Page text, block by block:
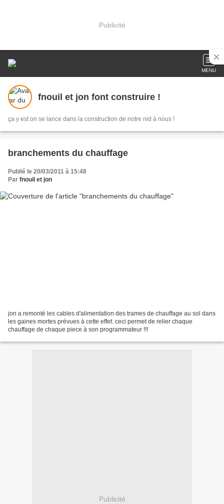
Publicité
MENU
fnouil et jon font construire !
ça y est on se lance dans la construction de notre nid à nous !
branchements du chauffage
Publié le 20/03/2011 à 15:48
Par fnouil et jon
jon a remonté les cables d'alimentation des trames de chauffage au sol dans
les gaines mortes prévues à cette effet. ceci permet de relier chaque
chauffage de chaque piece à son programmateur !!!
Publicité